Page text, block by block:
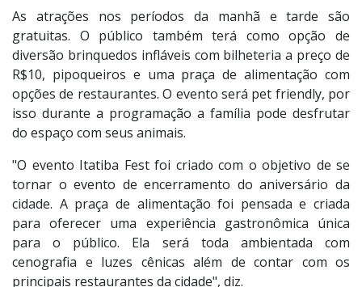
As atrações nos períodos da manhã e tarde são
gratuitas. O público também terá como opção de
diversão brinquedos infláveis com bilheteria a preço de
R$10, pipoqueiros e uma praça de alimentação com
opções de restaurantes. O evento será pet friendly, por
isso durante a programação a família pode desfrutar
do espaço com seus animais.
"O evento Itatiba Fest foi criado com o objetivo de se
tornar o evento de encerramento do aniversário da
cidade. A praça de alimentação foi pensada e criada
para oferecer uma experiência gastronômica única
para o público. Ela será toda ambientada com
cenografia e luzes cênicas além de contar com os